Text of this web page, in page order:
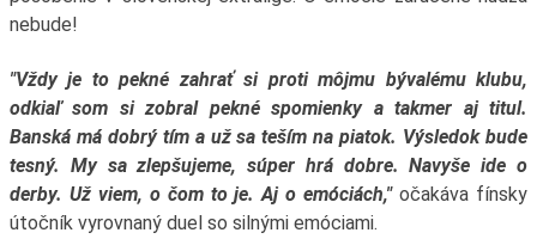
nebude!
"Vždy je to pekné zahrať si proti môjmu bývalému klubu,
odkiaľ som si zobral pekné spomienky a takmer aj titul.
Banská má dobrý tím a už sa teším na piatok. Výsledok bude
tesný. My sa zlepšujeme, súper hrá dobre. Navyše ide o
derby. Už viem, o čom to je. Aj o emóciách,"očakáva fínsky
útočník vyrovnaný duel so silnými emóciami.